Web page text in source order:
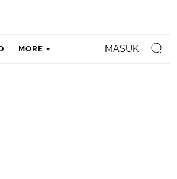
MASUK
MORE